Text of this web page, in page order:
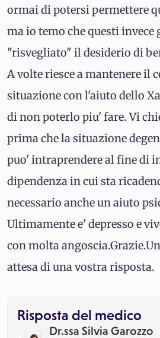
ormai di potersi permettere
ma io temo che questi invece
"risvegliato" il desiderio di
A volte riesce a mantenere il
situazione con l'aiuto dello
di non poterlo piu' fare. Vi
prima che la situazione
puo' intraprendere al fine di
dipendenza in cui sta
necessario anche un aiuto
Ultimamente e' depresso e
con molta
attesa di una vostra risposta.
Risposta del medico
Dr.ssa Silvia Garozzo